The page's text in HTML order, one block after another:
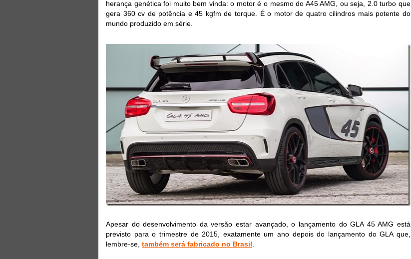
herança genética foi muito bem vinda: o motor é o mesmo do A45 AMG, ou seja, 2.0 turbo que
gera 360 cv de potência e 45 kgfm de torque. É o motor de quatro cilindros mais potente do
mundo produzido em série.
Apesar do desenvolvimento da versão estar avançado, o lançamento do GLA 45 AMG está
previsto para o trimestre de 2015, exatamente um ano depois do lançamento do GLA que,
lembre-se, também será fabricado no Brasil